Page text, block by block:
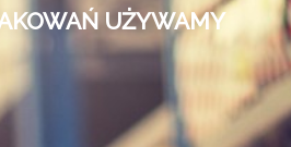
UŻYWAMY